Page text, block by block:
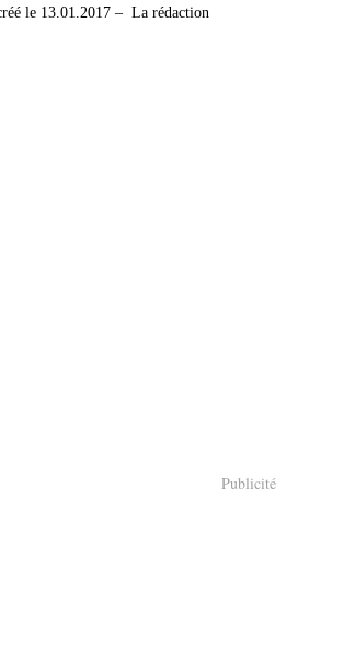
le 13.01.2017 – La rédaction
Publicité